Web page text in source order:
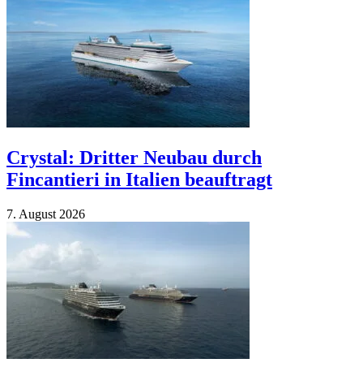
Crystal: Dritter Neubau durch
Fincantieri in Italien beauftragt
7. Au­gust 2026